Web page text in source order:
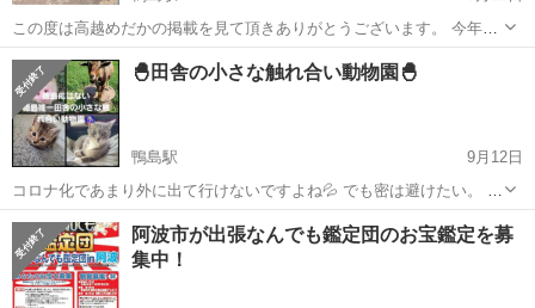
この度は高越めだかの掲載を見て頂きありがとうございます。 今年は
飲食店の出店者さんを増やしての めだか大好きオヤジIN徳島の開催に
なります！ 普段なかなか四国に来ることがないメンバーですので是非
遊びに来て頂けたらと思い...
徳島 阿波市 鴨島駅 その他 めだか
🐣田舎の小さな触れ合い動物園🐣
鴨島駅
9月12日
コロナ化であまり外に出て行けないですよね💦 でも密は避けたい。 💡
小型少数動物園💡 マイクロブタとヤギは家畜登録ワクチン接種済💉 ヤ
ギが🐐2頭になります。 入場料などいりません！✴️ マイクロブタとヤ
ギ🐐デグー😻👽猫😻...
徳島 吉野川市 鴨島駅 その他 モルモット
阿波市が出張なんでも鑑定団のお宝鑑定を募
集中！